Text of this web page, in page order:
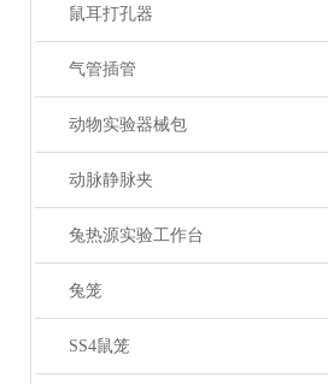
鼠耳打孔器
气管插管
动物实验器械包
动脉静脉夹
兔热源实验工作台
兔笼
SS4鼠笼